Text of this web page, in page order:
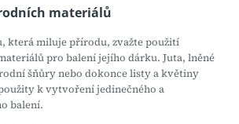
materiálů
která miluje přírodu, zvažte použití
pro balení jejího dárku. Juta, lněné
šňůry nebo dokonce listy a květiny
k vytvoření jedinečného a
balení.